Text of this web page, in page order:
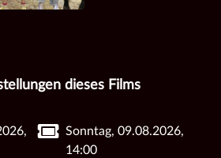
dieses Films
Sonntag, 09.08.2026,
14:00